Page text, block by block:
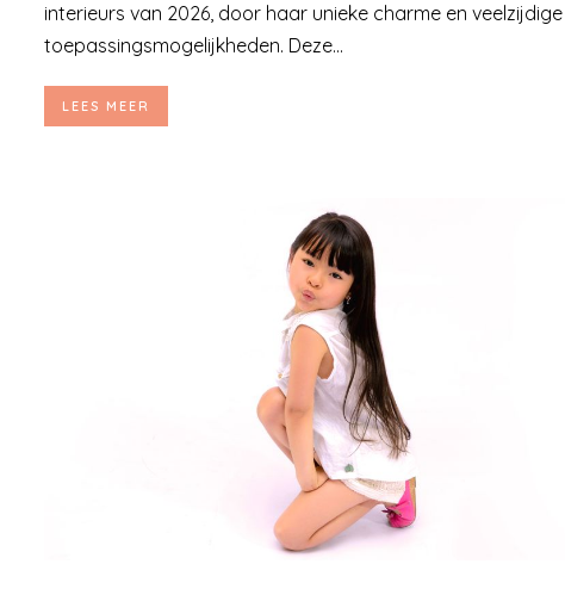
interieurs van 2026, door haar unieke charme en veelzijdige
toepassingsmogelijkheden. Deze...
LEES MEER